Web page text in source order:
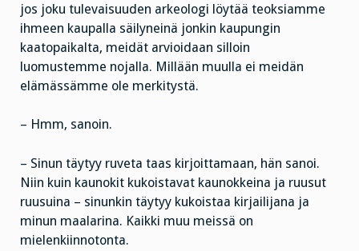
jos joku tulevaisuuden arkeologi löytää teoksiamme
ihmeen kaupalla säilyneinä jonkin kaupungin
kaatopaikalta, meidät arvioidaan silloin
luomustemme nojalla. Millään muulla ei meidän
elämässämme ole merkitystä.
– Hmm, sanoin.
– Sinun täytyy ruveta taas kirjoittamaan, hän sanoi.
Niin kuin kaunokit kukoistavat kaunokkeina ja ruusut
ruusuina – sinunkin täytyy kukoistaa kirjailijana ja
minun maalarina. Kaikki muu meissä on
mielenkiinnotonta.